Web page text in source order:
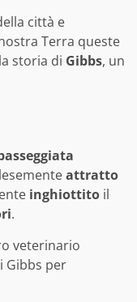
città e
Terra queste
storia di Gibbs, un
attratto
inghiottito il
.
veterinario
Gibbs per